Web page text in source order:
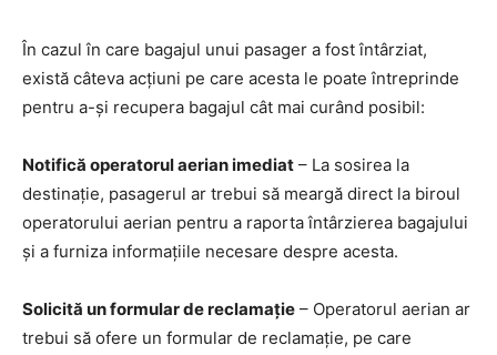
În cazul în care bagajul unui pasager a fost întârziat,
există câteva acțiuni pe care acesta le poate întreprinde
pentru a-și recupera bagajul cât mai curând posibil:
Notifică operatorul aerian imediat – La sosirea la
destinație, pasagerul ar trebui să meargă direct la biroul
operatorului aerian pentru a raporta întârzierea bagajului
și a furniza informațiile necesare despre acesta.
Solicită un formular de reclamație – Operatorul aerian ar
trebui să ofere un formular de reclamație, pe care